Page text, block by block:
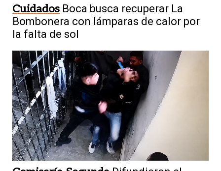
Cuidados Boca busca recuperar La
Bombonera con lámparas de calor por
la falta de sol